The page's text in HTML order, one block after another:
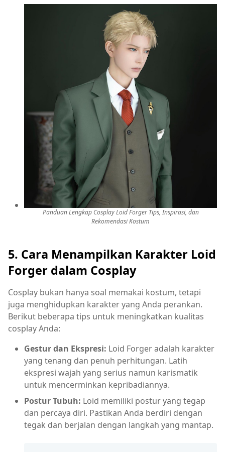
Panduan Lengkap Cosplay Loid Forger Tips, Inspirasi, dan
Rekomendasi Kostum
5. Cara Menampilkan Karakter Loid
Forger dalam Cosplay
Cosplay bukan hanya soal memakai kostum, tetapi
juga menghidupkan karakter yang Anda perankan.
Berikut beberapa tips untuk meningkatkan kualitas
cosplay Anda:
Gestur dan Ekspresi: Loid Forger adalah karakter
yang tenang dan penuh perhitungan. Latih
ekspresi wajah yang serius namun karismatik
untuk mencerminkan kepribadiannya.
Postur Tubuh: Loid memiliki postur yang tegap
dan percaya diri. Pastikan Anda berdiri dengan
tegak dan berjalan dengan langkah yang mantap.